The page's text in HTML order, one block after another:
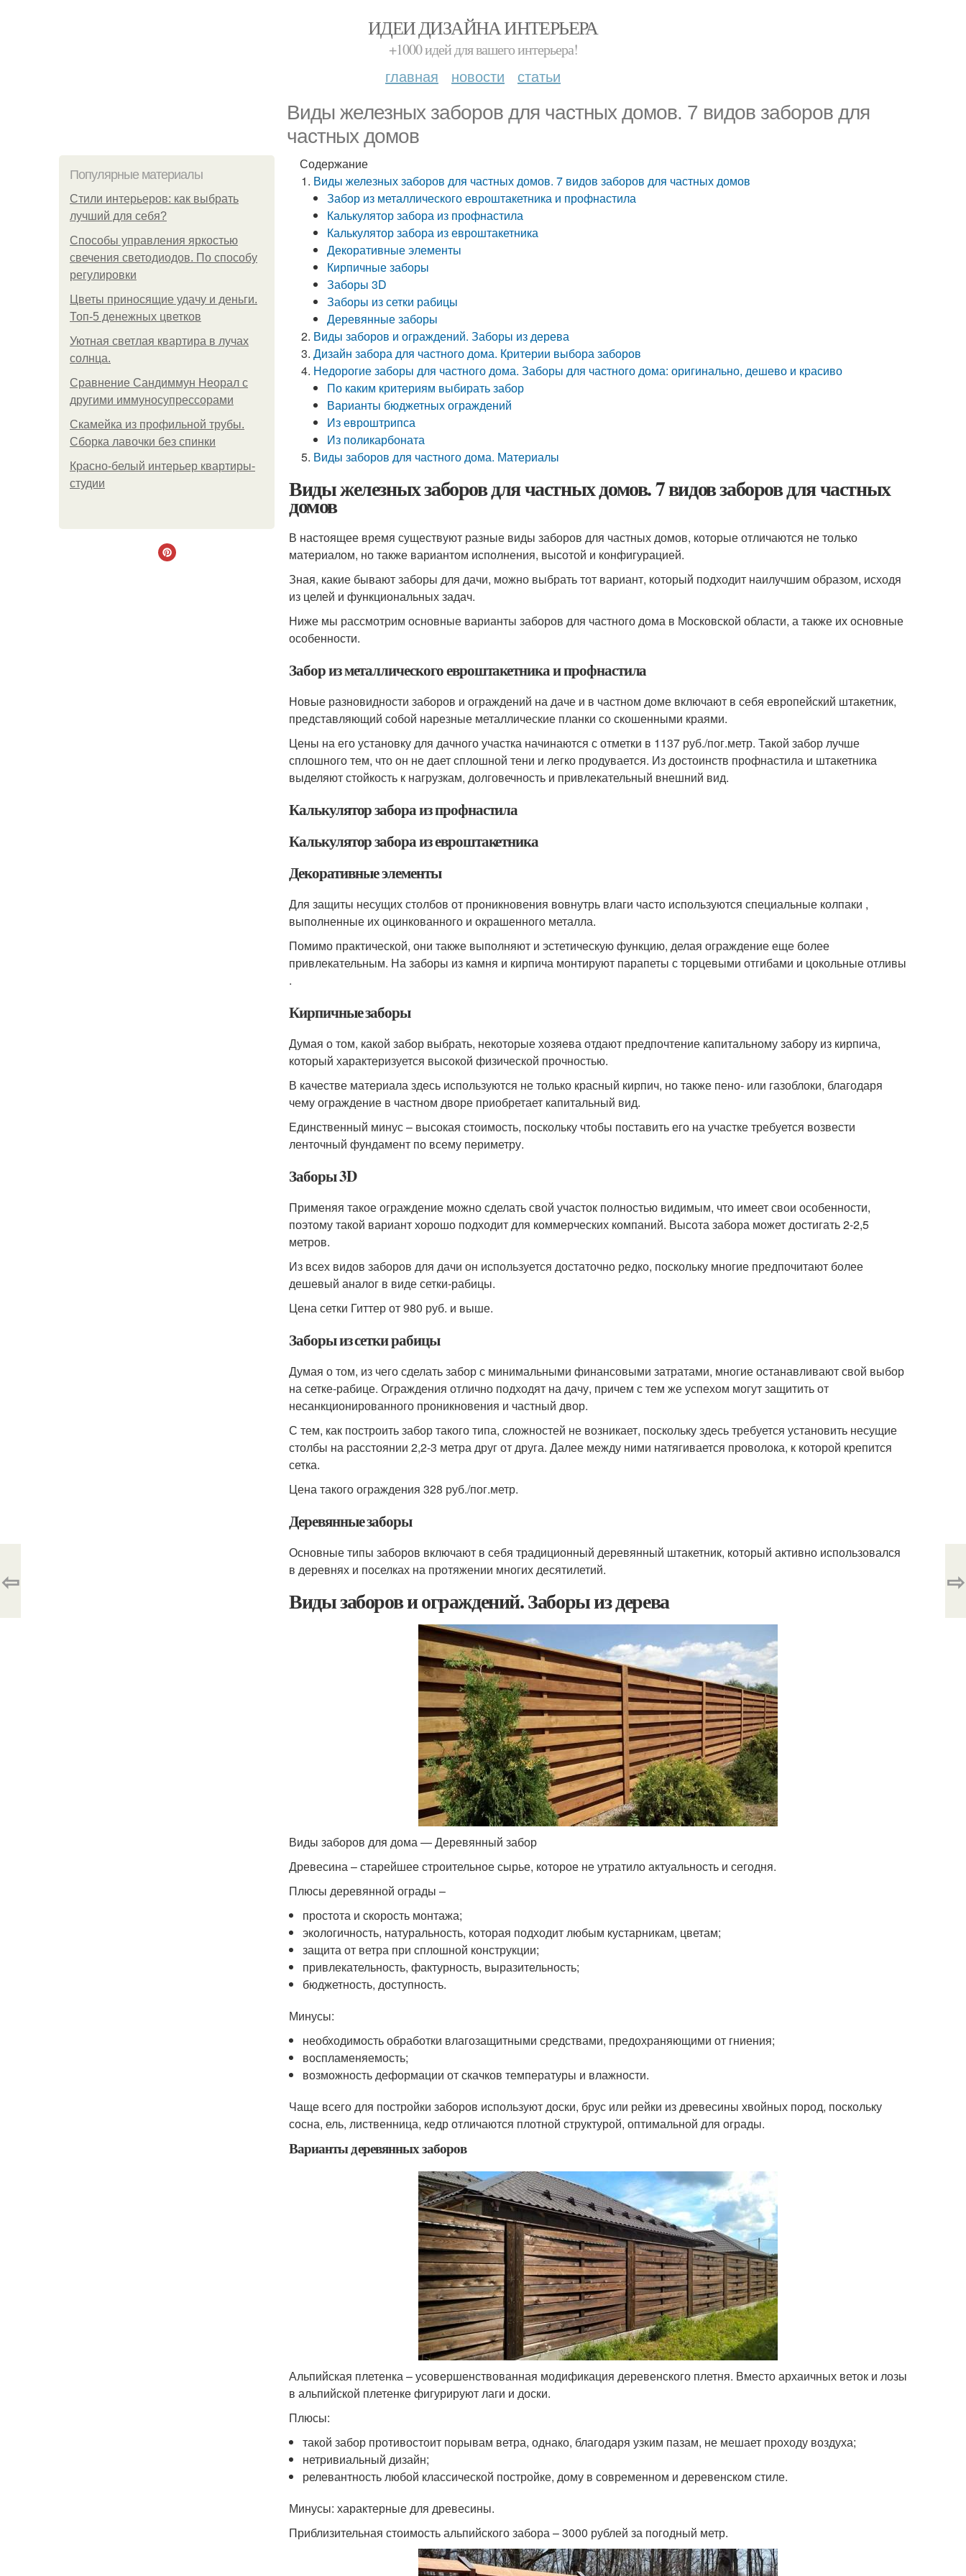
ИДЕИ ДИЗАЙНА ИНТЕРЬЕРА
+1000 идей для вашего интерьера!
главная новости статьи
Виды железных заборов для частных домов. 7 видов заборов для
частных домов
Популярные материалы
Стили интерьеров: как выбрать
лучший для себя?
Способы управления яркостью
свечения светодиодов. По способу
регулировки
Цветы приносящие удачу и деньги.
Топ-5 денежных цветков
Уютная светлая квартира в лучах
солнца.
Сравнение Сандиммун Неорал с
другими иммуносупрессорами
Скамейка из профильной трубы.
Сборка лавочки без спинки
Красно-белый интерьер квартиры-
студии
Содержание
Виды железных заборов для частных домов. 7 видов заборов для частных домов
Забор из металлического евроштакетника и профнастила
Калькулятор забора из профнастила
Калькулятор забора из евроштакетника
Декоративные элементы
Кирпичные заборы
Заборы 3D
Заборы из сетки рабицы
Деревянные заборы
Виды заборов и ограждений. Заборы из дерева
Дизайн забора для частного дома. Критерии выбора заборов
Недорогие заборы для частного дома. Заборы для частного дома: оригинально, дешево и красиво
По каким критериям выбирать забор
Варианты бюджетных ограждений
Из евроштрипса
Из поликарбоната
Виды заборов для частного дома. Материалы
Виды железных заборов для частных домов. 7 видов заборов для частных
домов
В настоящее время существуют разные виды заборов для частных домов, которые отличаются не только
материалом, но также вариантом исполнения, высотой и конфигурацией.
Зная, какие бывают заборы для дачи, можно выбрать тот вариант, который подходит наилучшим образом, исходя
из целей и функциональных задач.
Ниже мы рассмотрим основные варианты заборов для частного дома в Московской области, а также их основные
особенности.
Забор из металлического евроштакетника и профнастила
Новые разновидности заборов и ограждений на даче и в частном доме включают в себя европейский штакетник,
представляющий собой нарезные металлические планки со скошенными краями.
Цены на его установку для дачного участка начинаются с отметки в 1137 руб./пог.метр. Такой забор лучше
сплошного тем, что он не дает сплошной тени и легко продувается. Из достоинств профнастила и штакетника
выделяют стойкость к нагрузкам, долговечность и привлекательный внешний вид.
Калькулятор забора из профнастила
Калькулятор забора из евроштакетника
Декоративные элементы
Для защиты несущих столбов от проникновения вовнутрь влаги часто используются специальные колпаки ,
выполненные их оцинкованного и окрашенного металла.
Помимо практической, они также выполняют и эстетическую функцию, делая ограждение еще более
привлекательным. На заборы из камня и кирпича монтируют парапеты с торцевыми отгибами и цокольные отливы
.
Кирпичные заборы
Думая о том, какой забор выбрать, некоторые хозяева отдают предпочтение капитальному забору из кирпича,
который характеризуется высокой физической прочностью.
В качестве материала здесь используются не только красный кирпич, но также пено- или газоблоки, благодаря
чему ограждение в частном дворе приобретает капитальный вид.
Единственный минус – высокая стоимость, поскольку чтобы поставить его на участке требуется возвести
ленточный фундамент по всему периметру.
Заборы 3D
Применяя такое ограждение можно сделать свой участок полностью видимым, что имеет свои особенности,
поэтому такой вариант хорошо подходит для коммерческих компаний. Высота забора может достигать 2-2,5
метров.
Из всех видов заборов для дачи он используется достаточно редко, поскольку многие предпочитают более
дешевый аналог в виде сетки-рабицы.
Цена сетки Гиттер от 980 руб. и выше.
Заборы из сетки рабицы
Думая о том, из чего сделать забор с минимальными финансовыми затратами, многие останавливают свой выбор
на сетке-рабице. Ограждения отлично подходят на дачу, причем с тем же успехом могут защитить от
несанкционированного проникновения и частный двор.
С тем, как построить забор такого типа, сложностей не возникает, поскольку здесь требуется установить несущие
столбы на расстоянии 2,2-3 метра друг от друга. Далее между ними натягивается проволока, к которой крепится
сетка.
Цена такого ограждения 328 руб./пог.метр.
Деревянные заборы
Основные типы заборов включают в себя традиционный деревянный штакетник, который активно использовался
в деревнях и поселках на протяжении многих десятилетий.
Виды заборов и ограждений. Заборы из дерева
Виды заборов для дома — Деревянный забор
Древесина – старейшее строительное сырье, которое не утратило актуальность и сегодня.
Плюсы деревянной ограды –
простота и скорость монтажа;
экологичность, натуральность, которая подходит любым кустарникам, цветам;
защита от ветра при сплошной конструкции;
привлекательность, фактурность, выразительность;
бюджетность, доступность.
Минусы:
необходимость обработки влагозащитными средствами, предохраняющими от гниения;
воспламеняемость;
возможность деформации от скачков температуры и влажности.
Чаще всего для постройки заборов используют доски, брус или рейки из древесины хвойных пород, поскольку
сосна, ель, лиственница, кедр отличаются плотной структурой, оптимальной для ограды.
Варианты деревянных заборов
Альпийская плетенка – усовершенствованная модификация деревенского плетня. Вместо архаичных веток и лозы
в альпийской плетенке фигурируют лаги и доски.
Плюсы:
такой забор противостоит порывам ветра, однако, благодаря узким пазам, не мешает проходу воздуха;
нетривиальный дизайн;
релевантность любой классической постройке, дому в современном и деревенском стиле.
Минусы: характерные для древесины.
Приблизительная стоимость альпийского забора – 3000 рублей за погодный метр.
⇦ ⇨